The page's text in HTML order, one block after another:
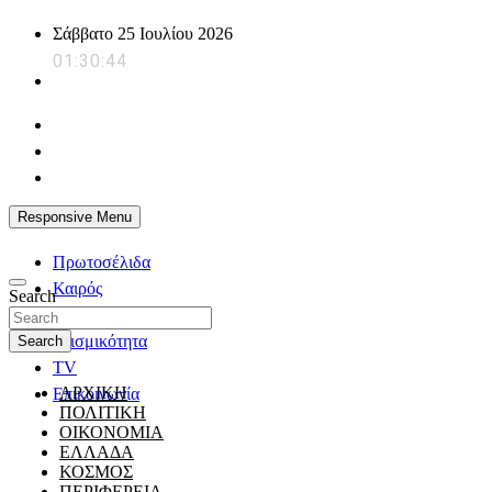
content
Σάββατο 25 Ιουλίου 2026
01:30:45
Responsive Menu
Πρωτοσέλιδα
Καιρός
Ζώδια
Σεισμικότητα
TV
Επικοινωνία
powerplayer.gr
Search
Search
ΑΡΧΙΚΗ
ΠΟΛΙΤΙΚΗ
ΟΙΚΟΝΟΜΙΑ
ΕΛΛΑΔΑ
ΚΟΣΜΟΣ